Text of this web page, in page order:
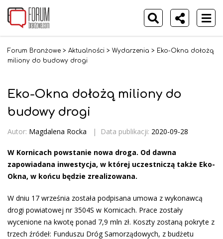
Forum Branżowe > Aktualności > Wydarzenia > Eko-Okna dołożą
miliony do budowy drogi
Eko-Okna dołożą miliony do
budowy drogi
Autor: Magdalena Rocka | Data publikacji: 2020-09-28
W Kornicach powstanie nowa droga. Od dawna
zapowiadana inwestycja, w której uczestniczą także Eko-
Okna, w końcu będzie zrealizowana.
W dniu 17 września została podpisana umowa z wykonawcą
drogi powiatowej nr 3504S w Kornicach. Prace zostały
wycenione na kwotę ponad 7,9 mln zł. Koszty zostaną pokryte z
trzech źródeł: Funduszu Dróg Samorządowych, z budżetu